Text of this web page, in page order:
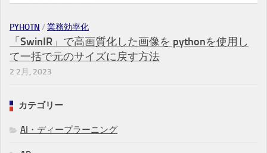
PYHOTN /業務効率化
「SwinIR」で高画質化した画像を pythonを使用し
て一括で元のサイズに戻す方法
2 2月, 2023
カテゴリー
AI・ディープラーニング